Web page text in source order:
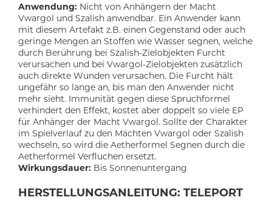
Anwendung: Nicht von Anhängern der Macht
Vwargol und Szalish anwendbar. Ein Anwender kann
mit diesem Artefakt z.B. einen Gegenstand oder auch
geringe Mengen an Stoffen wie Wasser segnen, welche
durch Berührung bei Szalish-Zielobjekten Furcht
verursachen und bei Vwargol-Zielobjekten zusätzlich
auch direkte Wunden verursachen. Die Furcht hält
ungefähr so lange an, bis man den Anwender nicht
mehr sieht. Immunität gegen diese Spruchformel
verhindert den Effekt, kostet aber doppelt so viele EP
für Anhänger der Macht Vwargol. Sollte der Charakter
im Spielverlauf zu den Mächten Vwargol oder Szalish
wechseln, so wird die Aetherformel Segnen durch die
Aetherformel Verfluchen ersetzt.
Wirkungsdauer: Bis Sonnenuntergang
HERSTELLUNGSANLEITUNG: TELEPORT